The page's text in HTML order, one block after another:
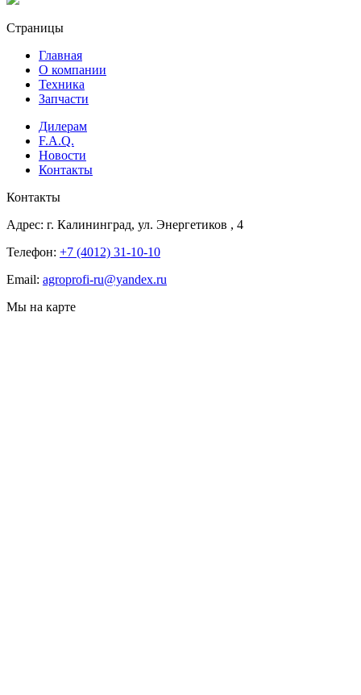
Страницы
Главная
О компании
Техника
Запчасти
Дилерам
F.A.Q.
Новости
Контакты
Контакты
Адрес: г. Калининград, ул. Энергетиков , 4
Телефон: +7 (4012) 31-10-10
Email: agroprofi-ru@yandex.ru
Мы на карте